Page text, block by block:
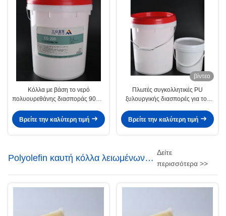
Κόλλα με βάση το νερό
πολυουρεθάνης διασποράς 9009-
Βρείτε την καλύτερη τιμή
βίντεο
Πλωτές συγκολλητικές PU
ξυλουργικής διασπορές για τον
Βρείτε την καλύτερη τιμή
Polyolefin καυτή κόλλα λειωμένων
μετάλλων
Δείτε
περισσότερα >>